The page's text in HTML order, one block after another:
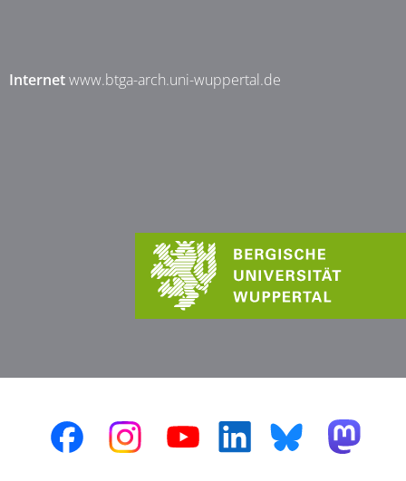
Internetwww.btga-arch.uni-wuppertal.de